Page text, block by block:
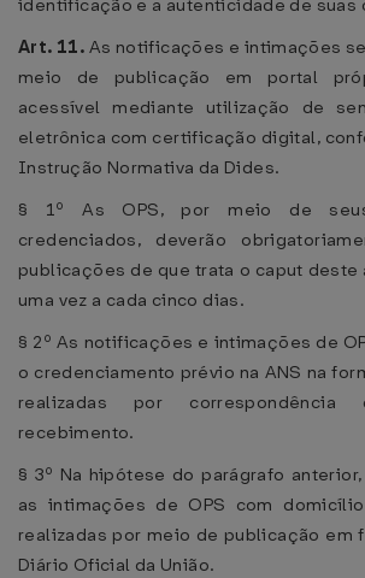
identificação e a autenticidade de suas
Art. 11. As notificações e intimações
meio de publicação em portal
acessível mediante utilização de
eletrônica com certificação digital,
Instrução Normativa da Dides.
§ 1º As OPS, por meio de seus
credenciados, deverão
publicações de que trata o caput
uma vez a cada cinco dias.
§ 2º As notificações e intimações de
o credenciamento prévio na ANS na
realizadas por
recebimento.
§ 3º Na hipótese do parágrafo
as intimações de OPS com
realizadas por meio de publicação em
Diário Oficial da União.